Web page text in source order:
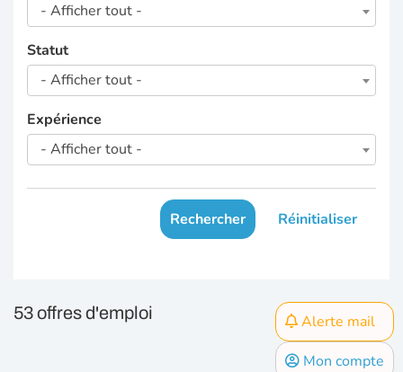
- Afficher tout -
Statut
- Afficher tout -
Expérience
- Afficher tout -
Rechercher Réinitialiser
53 offres d'emploi
Alerte mail
Mon compte